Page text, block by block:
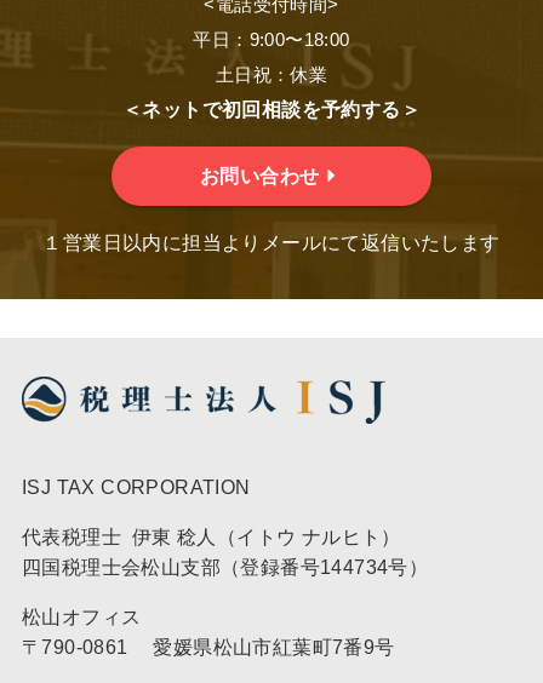
<電話受付時間>
平日：9:00〜18:00
土日祝：休業
＜ネットで初回相談を予約する＞
お問い合わせ
１営業日以内に担当よりメールにて返信いたします
ISJ TAX CORPORATION
代表税理士 伊東 稔人（イトウ ナルヒト）
四国税理士会松山支部（登録番号144734号）
松山オフィス
〒790-0861 愛媛県松山市紅葉町7番9号